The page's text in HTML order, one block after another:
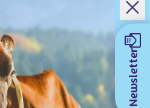
Newsletter